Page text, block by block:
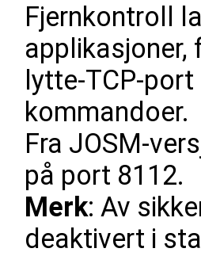
Fjernkontroll
applikasjoner,
lytte-TCP-
kommandoer.
Fra JOSM-
på port 8112.
Merk: Av
deaktivert i